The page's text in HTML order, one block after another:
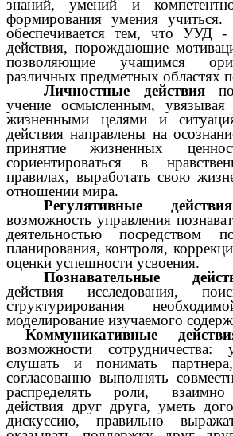
знаний, умений и
формирования умения учиться.
обеспечивается тем, что УУД
действия, порождающие
позволяющие учащимся
различных предметных областях
Личностные действия
учение осмысленным,
жизненными целями и
действия направлены на
принятие жизненных
сориентироваться в
правилах, выработать свою
отношении мира.
Регулятивные действия
возможность управления
деятельностью посредством
планирования, контроля,
оценки успешности усвоения.
Познавательные
действия исследования,
структурирования
моделирование изучаемого
Коммуникативные
возможности сотрудничества:
слушать и понимать
согласованно выполнять
распределять роли, взаимно
действия друг друга, уметь
дискуссию, правильно